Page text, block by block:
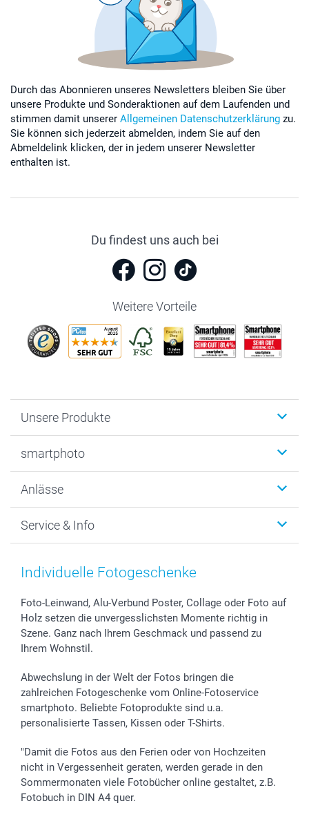
Durch das Abonnieren unseres Newsletters bleiben Sie über
unsere Produkte und Sonderaktionen auf dem Laufenden und
stimmen damit unserer Allgemeinen Datenschutzerklärung zu.
Sie können sich jederzeit abmelden, indem Sie auf den
Abmeldelink klicken, der in jedem unserer Newsletter
enthalten ist.
Du findest uns auch bei
Weitere Vorteile
Unsere Produkte
Fotogeschenke
MyNameBook
Fotoabzüge, Fotos als Buch & Poster
Zubehör & Material
Sticker & Etiketten
Geschenk-Gutscheine (PDF)
smartphoto
Warum smartphoto
Datenschutz
AGB
Presse
Partnerprogramme
Investor Relations
Widerrufsrecht
Anlässe
Neujahr
Muttertag
Kommunion & Konfirmation
Hochzeit
Geburtstag
Zu allen Anlässen
Service & Info
Anmelden /Registrieren
Lieferfristen
72h Lieferung
Zahlungsmöglichkeiten
Status der Bestellung
smartfriends
smartgarantie
smartbonus
Individuelle Fotogeschenke
Foto-Leinwand, Alu-Verbund Poster, Collage oder Foto auf
Holz setzen die unvergesslichsten Momente richtig in
Szene. Ganz nach Ihrem Geschmack und passend zu
Ihrem Wohnstil.
Abwechslung in der Welt der Fotos bringen die
zahlreichen Fotogeschenke vom Online-Fotoservice
smartphoto. Beliebte Fotoprodukte sind u.a.
personalisierte Tassen, Kissen oder T-Shirts.
"Damit die Fotos aus den Ferien oder von Hochzeiten
nicht in Vergessenheit geraten, werden gerade in den
Sommermonaten viele Fotobücher online gestaltet, z.B.
Fotobuch in DIN A4 quer.